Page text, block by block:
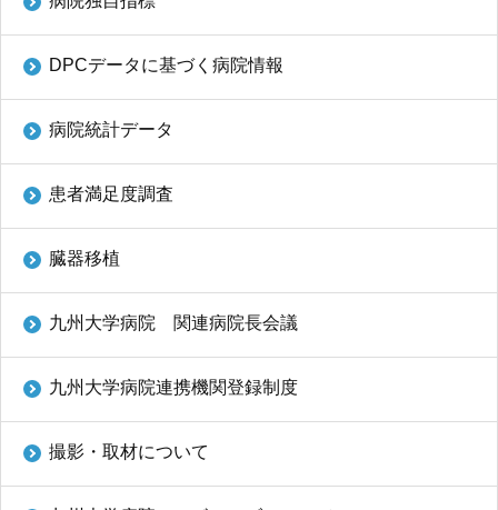
DPCデータに基づく病院情報
病院統計データ
患者満足度調査
臓器移植
九州大学病院 関連病院長会議
九州大学病院連携機関登録制度
撮影・取材について